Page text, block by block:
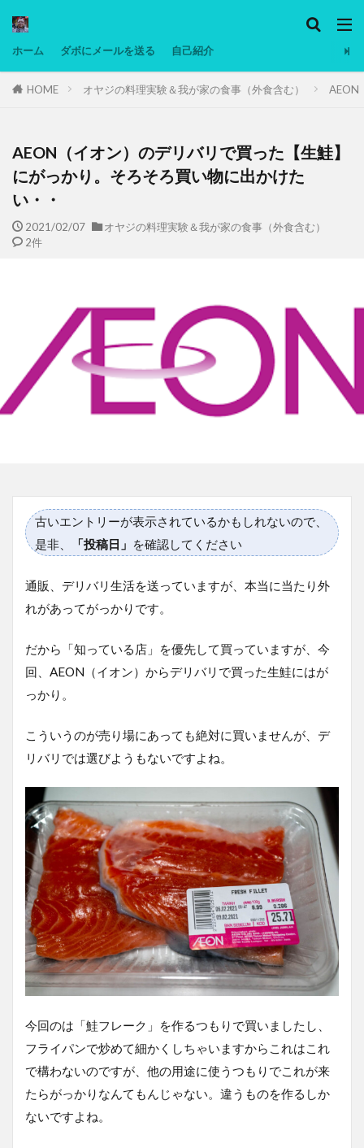
ホーム ダボにメールを送る 自己紹介
HOME オヤジの料理実験＆我が家の食事（外食含む） AEON
AEON（イオン）のデリバリで買った【生鮭】
にがっかり。そろそろ買い物に出かけた
い・・
2021/02/07
オヤジの料理実験＆我が家の食事（外食含む）
2件
古いエントリーが表示されているかもしれないので、
是非、
「投稿日」 を確認してください
通販、デリバリ生活を送っていますが、本当に当たり外
れがあってがっかりです。
だから「知っている店」を優先して買っていますが、今
回、AEON（イオン）からデリバリで買った生鮭にはが
っかり。
こういうのが売り場にあっても絶対に買いませんが、デ
リバリでは選びようもないですよね。
今回のは「鮭フレーク」を作るつもりで買いましたし、
フライパンで炒めて細かくしちゃいますからこれはこれ
で構わないのですが、他の用途に使うつもりでこれが来
たらがっかりなんてもんじゃない。違うものを作るしか
ないですよね。
タグ
低温調理・スロークッカー
低糖質ダイエット
備忘録
日本人村社会
脱水シート